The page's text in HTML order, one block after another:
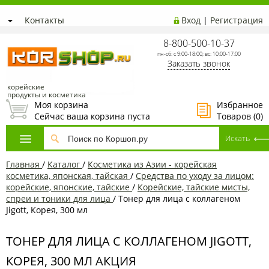
Контакты Вход | Регистрация
корейские
продукты и косметика
8-800-500-10-37
пн-сб: с 9:00-18:00; вс: 10:00-17:00
Заказать звонок
Избранное
Товаров (0)
Моя корзина
Сейчас ваша корзина пуста
Главная / Каталог / Косметика из Азии - корейская
косметика, японская, тайская / Средства по уходу за лицом:
корейские, японские, тайские / Корейские, тайские мисты,
спреи и тоники для лица / Тонер для лица с коллагеном
Jigott, Корея, 300 мл
ТОНЕР ДЛЯ ЛИЦА С КОЛЛАГЕНОМ JIGOTT,
КОРЕЯ, 300 МЛ АКЦИЯ